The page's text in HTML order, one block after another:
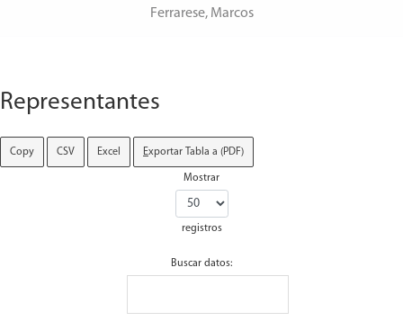
Ferrarese, Marcos
Representantes
Copy CSV Excel Exportar Tabla a (PDF)
Mostrar
registros
Buscar datos: